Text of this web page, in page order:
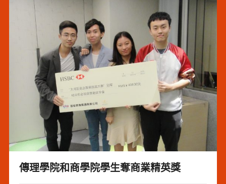
傳理學院和商學院學生奪商業精英獎